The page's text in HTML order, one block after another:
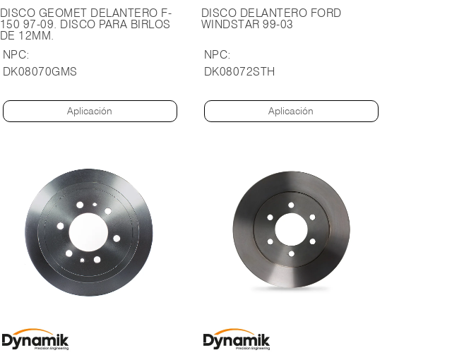
DISCO GEOMET DELANTERO F-
150 97-09. DISCO PARA BIRLOS
DE 12MM.
NPC:
DK08070GMS
Aplicación
DISCO DELANTERO FORD
WINDSTAR 99-03
NPC:
DK08072STH
Aplicación